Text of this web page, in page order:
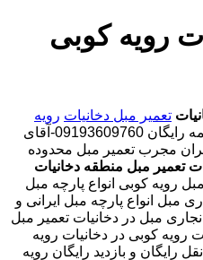
رویه کوبی
تعمیر مبل دخانیات رویه
30 در صد تخفیف بیمه رایگان 09193609760-آقای
مجرب تعمیر مبل محدوده
تعمیر مبل منطقه دخانیات
رویه کوبی انواع پارچه مبل
مبل انواع پارچه مبل ایرانی و
مبل در دخانیات تعمیر مبل
رویه کوبی در دخانیات رویه
و بازدید رایگان رویه